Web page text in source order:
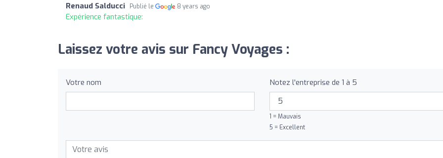
Renaud Salducci Publié le 8 years ago
Expérience fantastique:
Laissez votre avis sur Fancy Voyages :
Votre nom Notez l'entreprise de 1 à 5
1 = Mauvais
5 = Excellent